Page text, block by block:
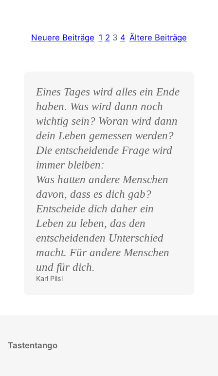
Neuere Beiträge 1 2 3 4 Ältere Beiträge
Eines Tages wird alles ein Ende
haben. Was wird dann noch
wichtig sein? Woran wird dann
dein Leben gemessen werden?
Die entscheidende Frage wird
immer bleiben:
Was hatten andere Menschen
davon, dass es dich gab?
Entscheide dich daher ein
Leben zu leben, das den
entscheidenden Unterschied
macht. Für andere Menschen
und für dich.
Karl Pilsl
Tastentango